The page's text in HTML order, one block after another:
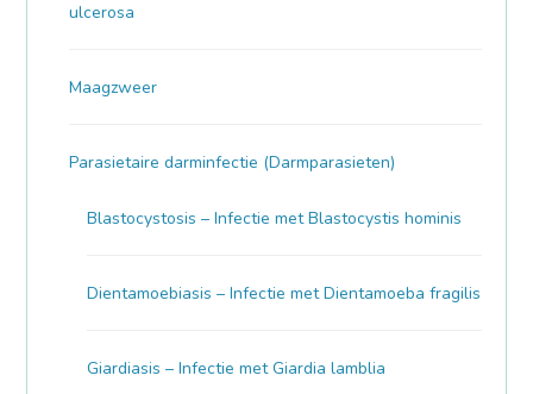
ulcerosa
Maagzweer
Parasietaire darminfectie (Darmparasieten)
Blastocystosis – Infectie met Blastocystis hominis
Dientamoebiasis – Infectie met Dientamoeba fragilis
Giardiasis – Infectie met Giardia lamblia